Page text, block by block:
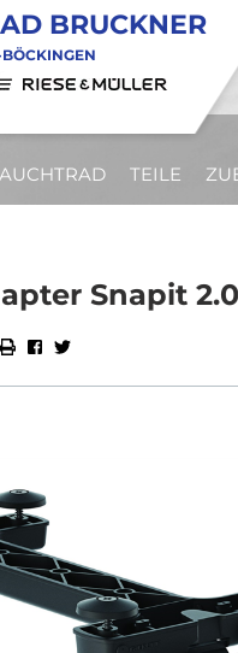
TEILE
BRUCKNER
Snapit